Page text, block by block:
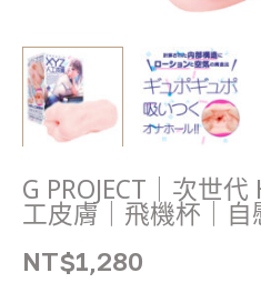
G PROJECT｜次世代
工皮膚｜飛機杯｜自
NT$1,280
自
慰
器
數